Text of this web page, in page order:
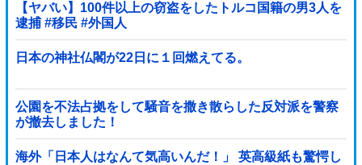
【ヤバい】100件以上の窃盗をしたトルコ国籍の男3人を
逮捕 #移民 #外国人
日本の神社仏閣が22日に１回燃えてる。
公園を不法占拠をして騒音を撒き散らした反対派を警察
が撤去しました！
海外「日本人はなんて気高いんだ！」 英高級紙も驚愕し